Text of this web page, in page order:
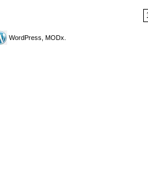
WordPress, MODx.